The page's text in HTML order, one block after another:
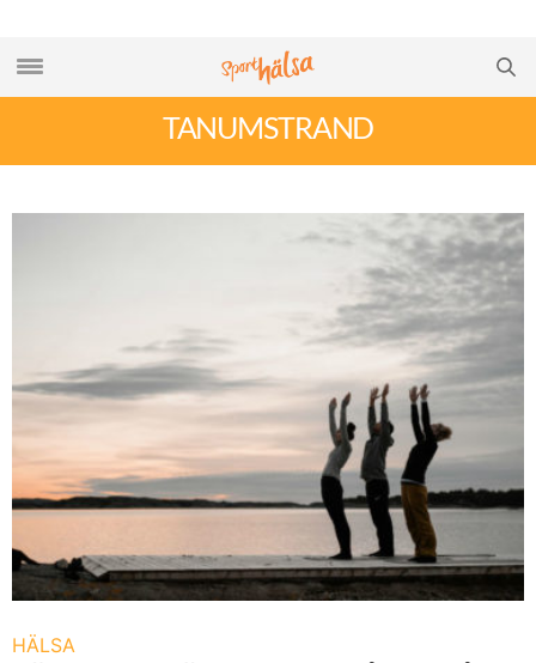
TANUMSTRAND
HÄLSA